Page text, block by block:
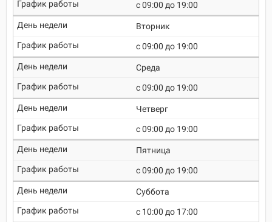
c 09:00 до 19:00
Вторник
c 09:00 до 19:00
Среда
c 09:00 до 19:00
Четверг
c 09:00 до 19:00
Пятница
c 09:00 до 19:00
Суббота
c 10:00 до 17:00